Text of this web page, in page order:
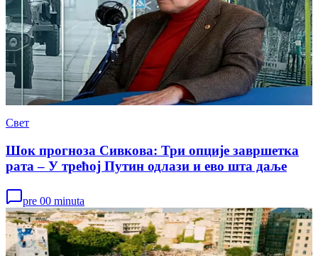
Свет
Шок прогноза Сивкова: Три опције завршетка
рата – У трећој Путин одлази и ево шта даље
pre 00 minuta